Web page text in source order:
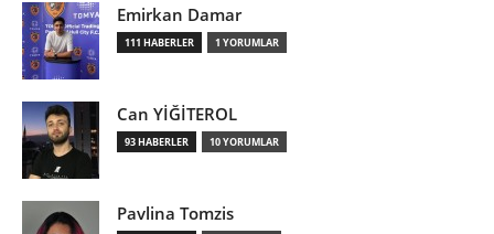
Emirkan Damar
111 HABERLER 1 YORUMLAR
Can YİĞİTEROL
93 HABERLER 10 YORUMLAR
Pavlina Tomzis